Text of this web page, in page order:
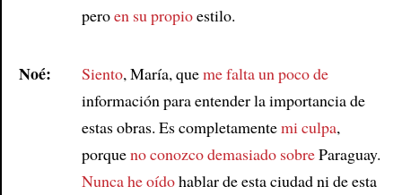
peroen su propioestilo.
Noé: Siento, María, queme falta un poco de
información para entender la importancia de
estas obras. Es completamentemi culpa,
porqueno conozco demasiado sobreParaguay.
Nunca he oídohablar de esta ciudad ni de esta